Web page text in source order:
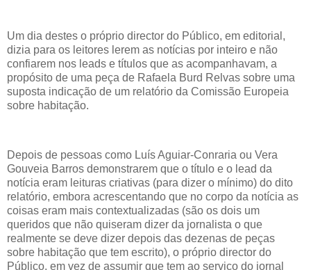
Um dia destes o próprio director do Público, em editorial,
dizia para os leitores lerem as notícias por inteiro e não
confiarem nos leads e títulos que as acompanhavam, a
propósito de uma peça de Rafaela Burd Relvas sobre uma
suposta indicação de um relatório da Comissão Europeia
sobre habitação.
Depois de pessoas como Luís Aguiar-Conraria ou Vera
Gouveia Barros demonstrarem que o título e o lead da
notícia eram leituras criativas (para dizer o mínimo) do dito
relatório, embora acrescentando que no corpo da notícia as
coisas eram mais contextualizadas (são os dois um
queridos que não quiseram dizer da jornalista o que
realmente se deve dizer depois das dezenas de peças
sobre habitação que tem escrito), o próprio director do
Público, em vez de assumir que tem ao serviço do jornal